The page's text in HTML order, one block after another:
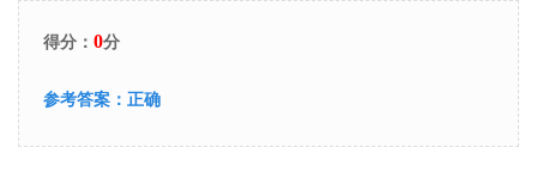
得分： 0分
参考答案： 正确